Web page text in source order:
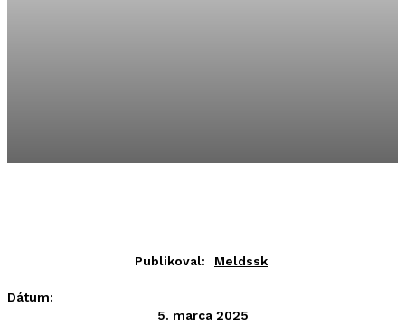
Publikoval: Meldssk
Dátum:
5. marca 2025